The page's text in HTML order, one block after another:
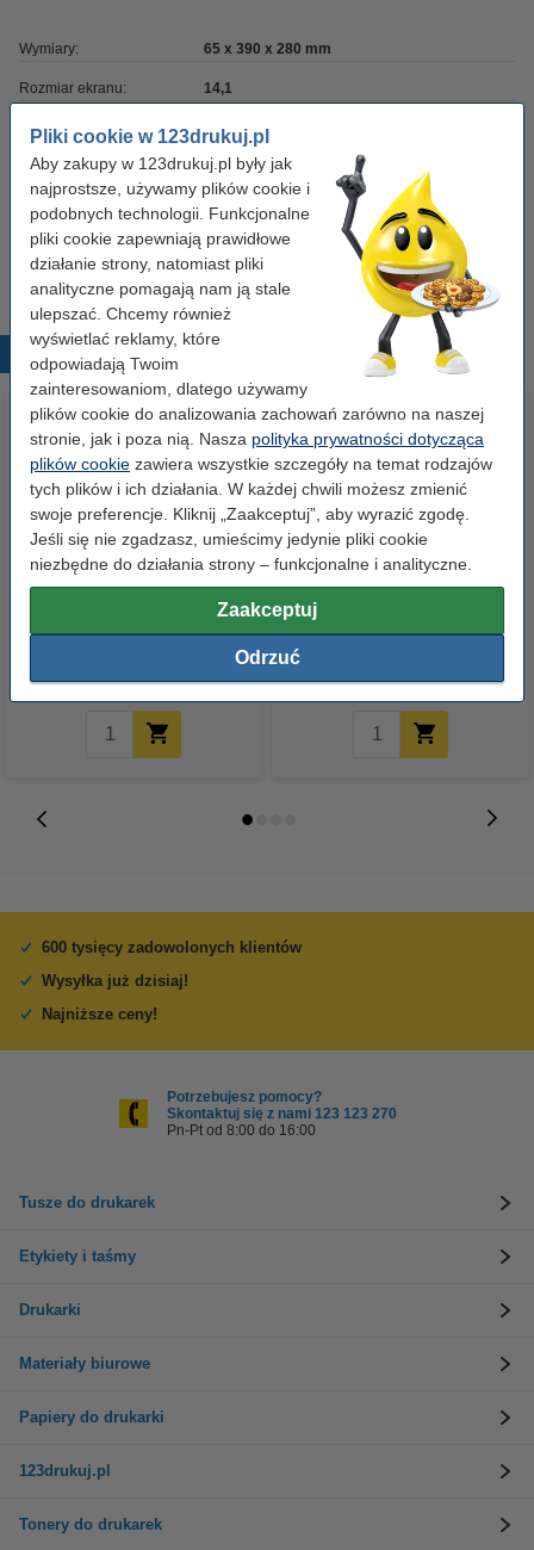
Pliki cookie w 123drukuj.pl
Aby zakupy w 123drukuj.pl były jak
najprostsze, używamy plików cookie i
podobnych technologii. Funkcjonalne
pliki cookie zapewniają prawidłowe
działanie strony, natomiast pliki
analityczne pomagają nam ją stale
ulepszać. Chcemy również
wyświetlać reklamy, które
odpowiadają Twoim
zainteresowaniom, dlatego używamy
plików cookie do analizowania zachowań zarówno na naszej
stronie, jak i poza nią. Nasza polityka prywatności dotycząca
plików cookie zawiera wszystkie szczegóły na temat rodzajów
tych plików i ich działania. W każdej chwili możesz zmienić
swoje preferencje. Kliknij „Zaakceptuj”, aby wyrazić zgodę.
Jeśli się nie zgadzasz, umieścimy jedynie pliki cookie
niezbędne do działania strony – funkcjonalne i analityczne.
Zaakceptuj
Odrzuć
Wymiary: 65 x 390 x 280 mm
Rozmiar ekranu: 14,1
OEM:
Marka: Natec
Kolor: szary
Typ: torba na laptopa
Koszulki na dokumenty A4, 30
123drukuj
600 tysięcy zadowolonych klientów
Wysyłka już dzisiaj!
Najniższe ceny!
Potrzebujesz pomocy?
Skontaktuj się z nami 123 123 270
Pn-Pt od 8:00 do 16:00
Tusze do drukarek
Etykiety i taśmy
Drukarki
Materiały biurowe
Papiery do drukarki
123drukuj.pl
Tonery do drukarek